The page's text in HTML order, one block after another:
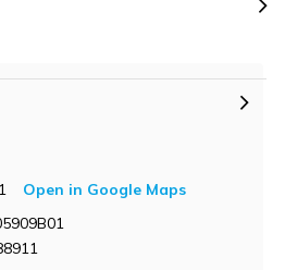
Open in Google Maps